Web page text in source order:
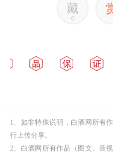
藏
0
1、如非特殊说明，白酒网所有
行上传分享。
2、白酒网所有作品（图文、音